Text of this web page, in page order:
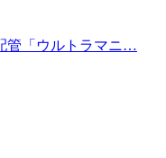
管「ウルトラマニ…